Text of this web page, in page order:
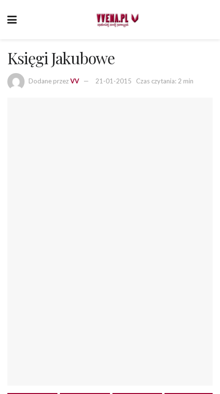
Księgi Jakubowe
Dodane przezVV 21-01-2015 Czas czytania: 2 min